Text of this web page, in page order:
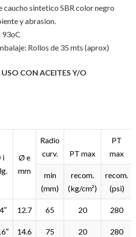
sintetico SBR color negro
y abrasion.
93oC
Rollos de 35 mts (aprox)
CON ACEITES Y/O
i
Ø e
mm
Radio
curv.
PT max
PT
max
min
(mm)
recom.
(kg/cm²)
recom.
(psi)
12.7 65 20 280
14.6 75 20 280